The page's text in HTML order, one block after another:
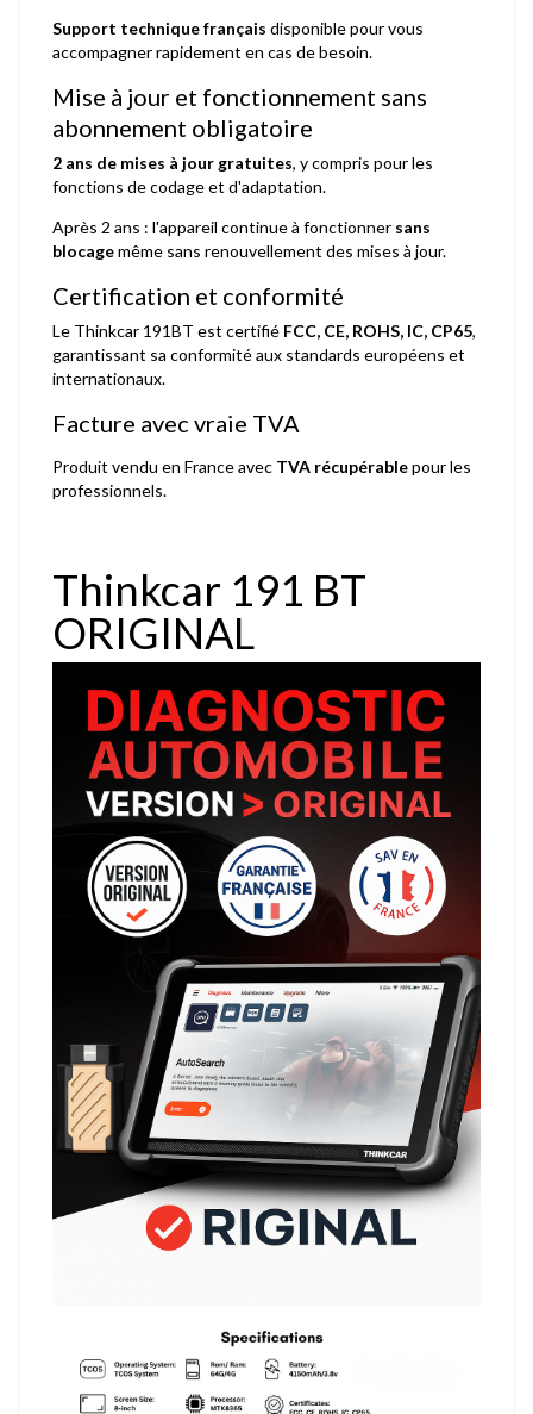
Support technique français disponible pour vous
accompagner rapidement en cas de besoin.
Mise à jour et fonctionnement sans
abonnement obligatoire
2 ans de mises à jour gratuites, y compris pour les
fonctions de codage et d'adaptation.
Après 2 ans : l'appareil continue à fonctionner sans
blocagemême sans renouvellement des mises à jour.
Certification et conformité
Le Thinkcar 191BT est certifié FCC, CE, ROHS, IC, CP65,
garantissant sa conformité aux standards européens et
internationaux.
Facture avec vraie TVA
Produit vendu en France avec TVA récupérablepour les
professionnels.
Thinkcar 191 BT
ORIGINAL